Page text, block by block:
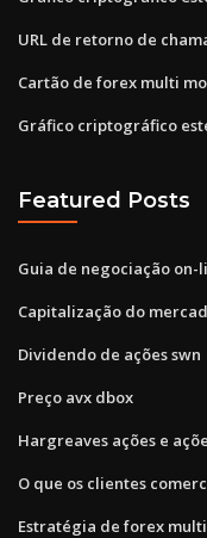
URL de retorno de
Cartão de forex multi
Gráfico criptográfico
Featured Posts
Guia de negociação
Capitalização do
Dividendo de ações swn
Preço avx dbox
Hargreaves ações e
O que os clientes
Estratégia de forex